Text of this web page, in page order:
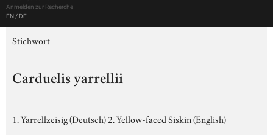
Anmelden zur Recherche
EN / DE
Stichwort
Carduelis yarrellii
1. Yarrellzeisig (Deutsch) 2. Yellow-faced Siskin (English)